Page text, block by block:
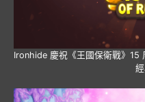
Ironhide 慶祝《王國保衛戰》15